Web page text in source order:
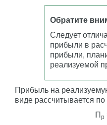
Обратите
Следует
прибыли в
прибыли,
реализуемой
Прибыль на
виде рассчитывается
П р